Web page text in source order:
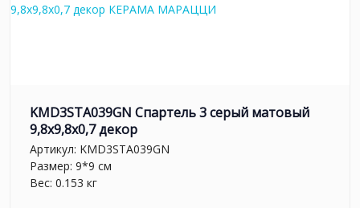
KMD3STA039GN Спартель 3 серый матовый
9,8x9,8x0,7 декор
Артикул: KMD3STA039GN
Размер: 9*9 см
Вес: 0.153 кг